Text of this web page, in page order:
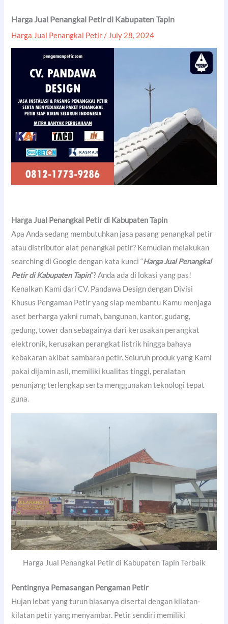
Harga Jual Penangkal Petir di Kabupaten Tapin
Harga Jual Penangkal Petir / July 28, 2024
Harga Jual Penangkal Petir di Kabupaten Tapin
Apa Anda sedang membutuhkan jasa pasang penangkal petir
atau distributor alat penangkal petir? Kemudian melakukan
searching di Google dengan kata kunci “Harga Jual Penangkal
Petir di Kabupaten Tapin”? Anda ada di lokasi yang pas!
Kenalkan Kami dari CV. Pandawa Design dengan Divisi
Khusus Pengaman Petir yang siap membantu Kamu menjaga
aset berharga yakni rumah, bangunan, kantor, gudang,
gedung, tower dan sebagainya dari kerusakan perangkat
elektronik, kerusakan perangkat listrik hingga bahaya
kebakaran akibat sambaran petir. Seluruh produk yang Kami
pakai dijamin asli, memiliki kualitas tinggi, peralatan
penunjang terlengkap serta menggunakan teknologi tepat
guna.
Harga Jual Penangkal Petir di Kabupaten Tapin Terbaik
Pentingnya Pemasangan Pengaman Petir
Hujan lebat yang turun biasanya disertai dengan kilatan-
kilatan petir yang menyambar. Petir sendiri memiliki